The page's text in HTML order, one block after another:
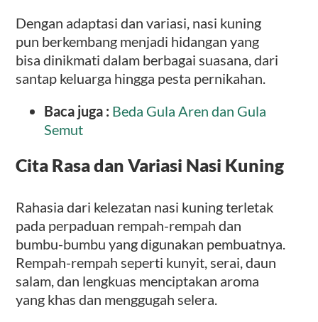
Dengan adaptasi dan variasi, nasi kuning
pun berkembang menjadi hidangan yang
bisa dinikmati dalam berbagai suasana, dari
santap keluarga hingga pesta pernikahan.
Baca juga : Beda Gula Aren dan Gula
Semut
Cita Rasa dan Variasi Nasi Kuning
Rahasia dari kelezatan nasi kuning terletak
pada perpaduan rempah-rempah dan
bumbu-bumbu yang digunakan pembuatnya.
Rempah-rempah seperti kunyit, serai, daun
salam, dan lengkuas menciptakan aroma
yang khas dan menggugah selera.